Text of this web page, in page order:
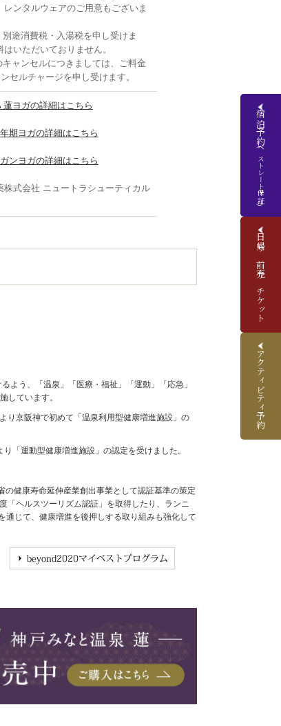
宿泊予約
(ベストレート保証)
日帰り前売りチケット
アクティビティ予約
レンタルウェアのご用意もございま
途消費税・入湯税を申し受けま
いただいておりません。
ャンセルにつきましては、ご料金
セルチャージを申し受けます。
蓮ヨガの詳細はこちら
期ヨガの詳細はこちら
ンヨガの詳細はこちら
株式会社 ニュートラシューティカル
よう、「温泉」「医療・福祉」「運動」「応急」
しています。
り京阪神で初めて「温泉利用型健康増進施設」の
「運動型健康増進施設」の認定を受けました。
の健康寿命延伸産業創出事業として認証基準の策定
「ヘルスツーリズム認証」を取得したり、ランニ
じて、健康増進を後押しする取り組みも強化して